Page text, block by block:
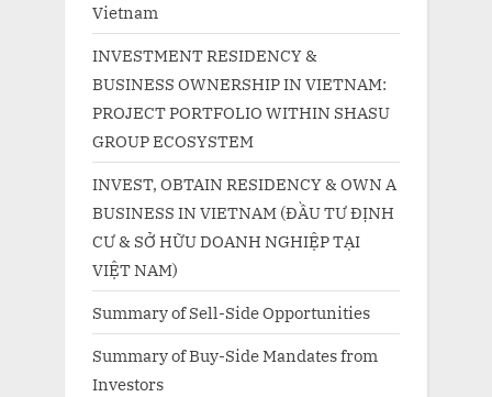
Vietnam
INVESTMENT RESIDENCY &
BUSINESS OWNERSHIP IN VIETNAM:
PROJECT PORTFOLIO WITHIN SHASU
GROUP ECOSYSTEM
INVEST, OBTAIN RESIDENCY & OWN A
BUSINESS IN VIETNAM (ĐẦU TƯ ĐỊNH
CƯ & SỞ HỮU DOANH NGHIỆP TẠI
VIỆT NAM)
Summary of Sell-Side Opportunities
Summary of Buy-Side Mandates from
Investors